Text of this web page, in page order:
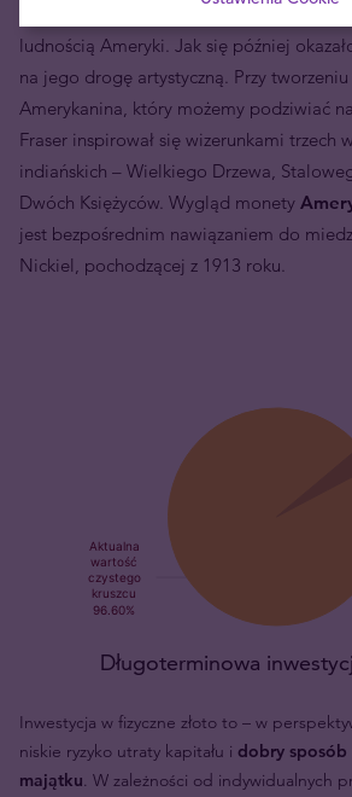
ludnością Ameryki. Jak się później
na jego drogę artystyczną. Przy tworzeniu
Amerykanina, który możemy podziwiać
Fraser inspirował się wizerunkami trzech
indiańskich – Wielkiego Drzewa,
Dwóch Księżyców. Wygląd monety
jest bezpośrednim nawiązaniem do
Nickiel, pochodzącej z 1913 roku.
Długoterminowa
Inwestycja w fizyczne złoto to – w
niskie ryzyko utraty kapitału i dobry sposób
majątku. W zależności od indywidualnych